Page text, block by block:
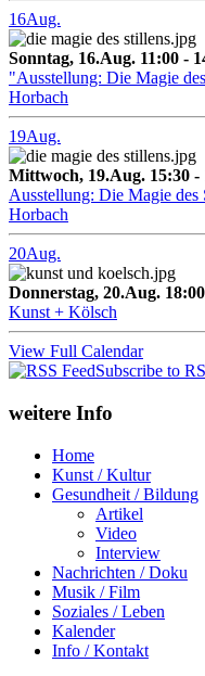
16Aug.
Sonntag, 16.Aug. 11:00 -
"Ausstellung: Die Magie
Horbach
19Aug.
Mittwoch, 19.Aug. 15:30 -
Ausstellung: Die Magie
Horbach
20Aug.
Donnerstag, 20.Aug.
Kunst + Kölsch
View Full Calendar
Subscribe to
weitere Info
Home
Kunst / Kultur
Gesundheit / Bildung
Artikel
Video
Interview
Nachrichten / Doku
Musik / Film
Soziales / Leben
Kalender
Info / Kontakt